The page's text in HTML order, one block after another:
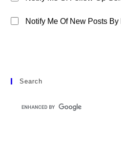
Notify Me Of New Posts By
Search